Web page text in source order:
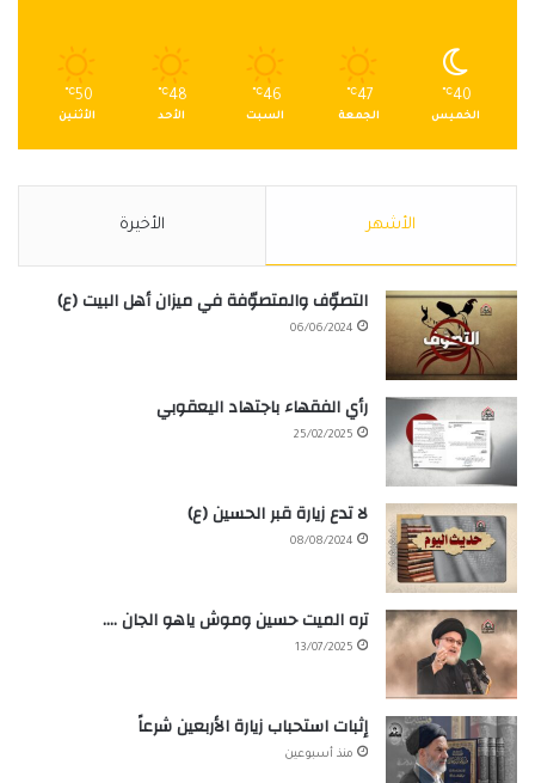
40
℃
الخميس
47
℃
الجمعة
46
℃
السبت
48
℃
الأحد
50
℃
الأثنين
الأشهر الأخيرة
التصوّف والمتصوّفة في ميزان أهل البيت (ع)
06/06/2024
رأي الفقهاء باجتهاد اليعقوبي
25/02/2025
لا تدع زيارة قبر الحسين (ع)
08/08/2024
تره الميت حسين وموش ياهو الجان ….
13/07/2025
إثبات استحباب زيارة الأربعين شرعاً
منذ أسبوعين